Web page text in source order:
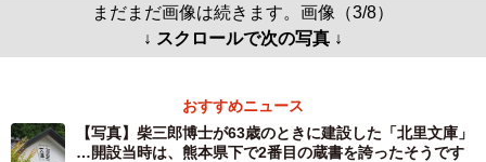
まだまだ画像は続きます。画像（3/8）
↓ スクロールで次の写真 ↓
おすすめニュース
【写真】柴三郎博士が63歳のときに建設した「北里文庫」
…開設当時は、熊本県下で2番目の蔵書を誇ったそうです